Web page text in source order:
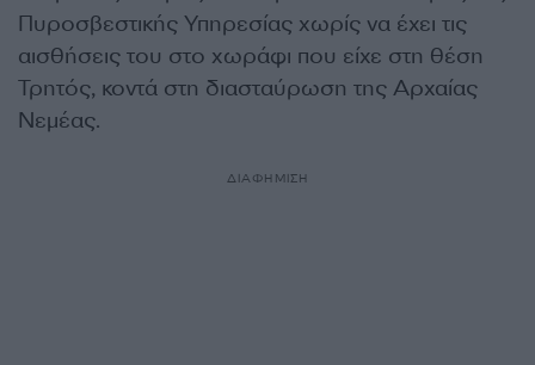
Πυροσβεστικής Υπηρεσίας χωρίς να έχει τις
αισθήσεις του στο χωράφι που είχε στη θέση
Τρητός, κοντά στη διασταύρωση της Αρχαίας
Νεμέας.
ΔΙΑΦΗΜΙΣΗ